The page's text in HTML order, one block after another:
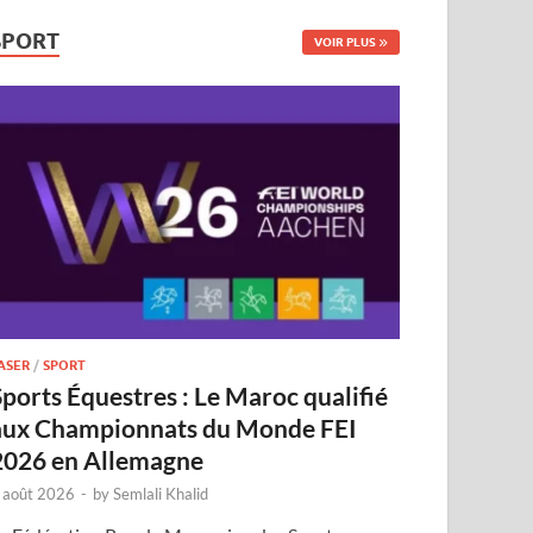
VOIR PLUS
/SPORT
Équestres : Le Maroc qualifié
Championnats du Monde FEI
en Allemagne
2026 - bySemlali Khalid